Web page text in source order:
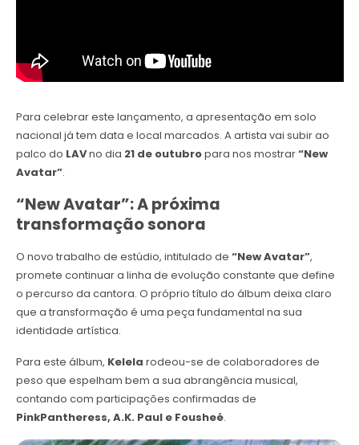
Para celebrar este lançamento, a apresentação em solo
nacional já tem data e local marcados. A artista vai subir ao
palco do LAVno dia 21 de outubropara nos mostrar“New
Avatar”.
“New Avatar”: A próxima
transformação sonora
O novo trabalho de estúdio, intitulado de “New Avatar”,
promete continuar a linha de evolução constante que define
o percurso da cantora. O próprio título do álbum deixa claro
que a transformação é uma peça fundamental na sua
identidade artística.
Para este álbum, Kelela rodeou-se de colaboradores de
peso que espelham bem a sua abrangência musical,
contando com participações confirmadas de
PinkPantheress, A.K. Paul e Fousheé.